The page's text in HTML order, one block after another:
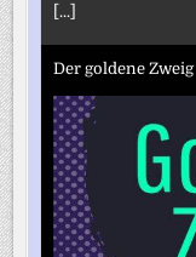
[...]
Der goldene Zweig